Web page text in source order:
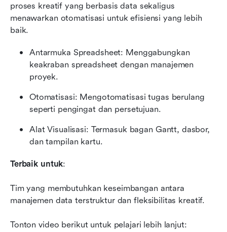
proses kreatif yang berbasis data sekaligus
menawarkan otomatisasi untuk efisiensi yang lebih
baik.
Antarmuka Spreadsheet: Menggabungkan
keakraban spreadsheet dengan manajemen
proyek.
Otomatisasi: Mengotomatisasi tugas berulang
seperti pengingat dan persetujuan.
Alat Visualisasi: Termasuk bagan Gantt, dasbor,
dan tampilan kartu.
Terbaik untuk:
Tim yang membutuhkan keseimbangan antara
manajemen data terstruktur dan fleksibilitas kreatif.
Tonton video berikut untuk pelajari lebih lanjut: